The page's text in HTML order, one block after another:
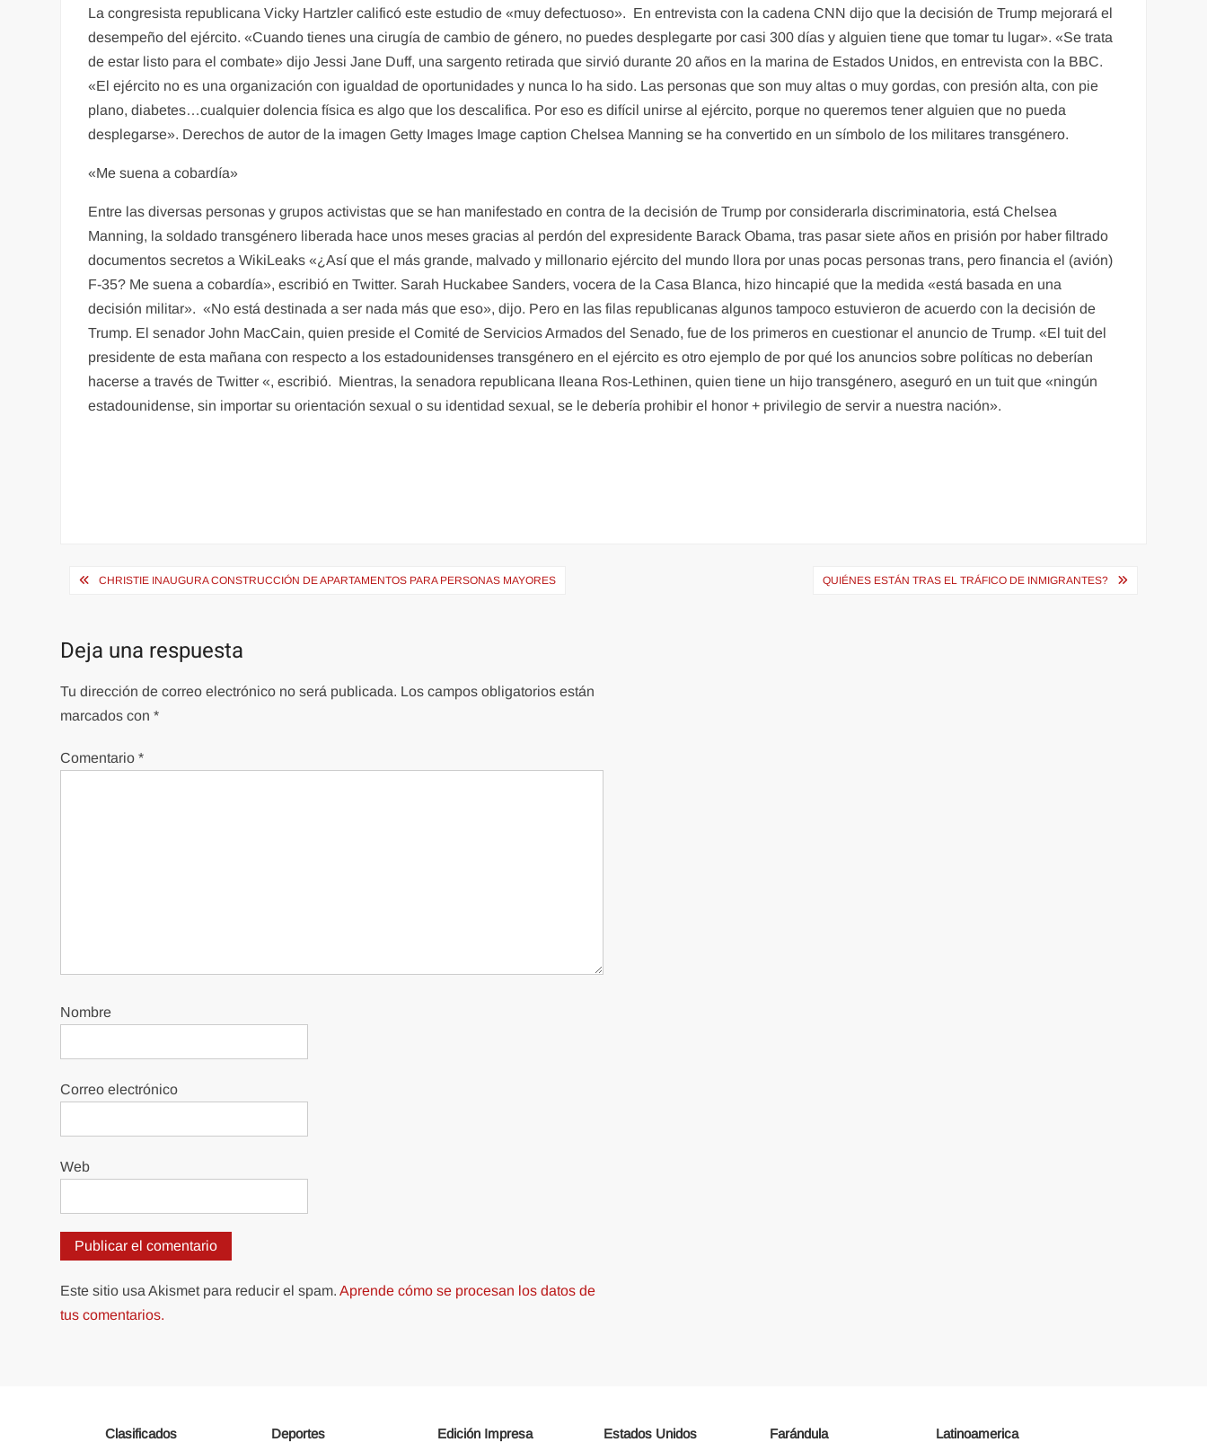
La congresista republicana Vicky Hartzler calificó este estudio de «muy defectuoso». En entrevista con la cadena CNN dijo que la decisión de Trump mejorará el
desempeño del ejército. «Cuando tienes una cirugía de cambio de género, no puedes desplegarte por casi 300 días y alguien tiene que tomar tu lugar». «Se trata
de estar listo para el combate» dijo Jessi Jane Duff, una sargento retirada que sirvió durante 20 años en la marina de Estados Unidos, en entrevista con la BBC.
«El ejército no es una organización con igualdad de oportunidades y nunca lo ha sido. Las personas que son muy altas o muy gordas, con presión alta, con pie
plano, diabetes…cualquier dolencia física es algo que los descalifica. Por eso es difícil unirse al ejército, porque no queremos tener alguien que no pueda
desplegarse». Derechos de autor de la imagen Getty Images Image caption Chelsea Manning se ha convertido en un símbolo de los militares transgénero.
«Me suena a cobardía»
Entre las diversas personas y grupos activistas que se han manifestado en contra de la decisión de Trump por considerarla discriminatoria, está Chelsea
Manning, la soldado transgénero liberada hace unos meses gracias al perdón del expresidente Barack Obama, tras pasar siete años en prisión por haber filtrado
documentos secretos a WikiLeaks «¿Así que el más grande, malvado y millonario ejército del mundo llora por unas pocas personas trans, pero financia el (avión)
F-35? Me suena a cobardía», escribió en Twitter. Sarah Huckabee Sanders, vocera de la Casa Blanca, hizo hincapié que la medida «está basada en una
decisión militar». «No está destinada a ser nada más que eso», dijo. Pero en las filas republicanas algunos tampoco estuvieron de acuerdo con la decisión de
Trump. El senador John MacCain, quien preside el Comité de Servicios Armados del Senado, fue de los primeros en cuestionar el anuncio de Trump. «El tuit del
presidente de esta mañana con respecto a los estadounidenses transgénero en el ejército es otro ejemplo de por qué los anuncios sobre políticas no deberían
hacerse a través de Twitter «, escribió. Mientras, la senadora republicana Ileana Ros-Lethinen, quien tiene un hijo transgénero, aseguró en un tuit que «ningún
estadounidense, sin importar su orientación sexual o su identidad sexual, se le debería prohibir el honor + privilegio de servir a nuestra nación».
Navegación
entradas
CHRISTIE INAUGURA CONSTRUCCIÓN DE APARTAMENTOS PARA PERSONAS MAYORES QUIÉNES ESTÁN TRAS EL TRÁFICO DE INMIGRANTES?
Deja una respuesta
Tu dirección de correo electrónico no será publicada. Los campos obligatorios están
marcados con*
Comentario*
Nombre
Correo electrónico
Web
Este sitio usa Akismet para reducir el spam.Aprende cómo se procesan los datos de
tus comentarios.
Clasificados Deportes Edición Impresa Estados Unidos Farándula Latinoamerica